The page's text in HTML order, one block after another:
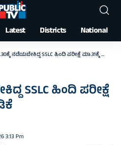
Latest Districts National
ನಡೆಯಬೇಕಿದ್ದ SSLC ಹಿಂದಿ ಪರೀಕ್ಷೆ ಮಾ.31ಕ್ಕೆ ಮುಂದೂಡಿಕೆ
SSLC ಹಿಂದಿ ಪರೀಕ್ಷೆ
3:13 Pm